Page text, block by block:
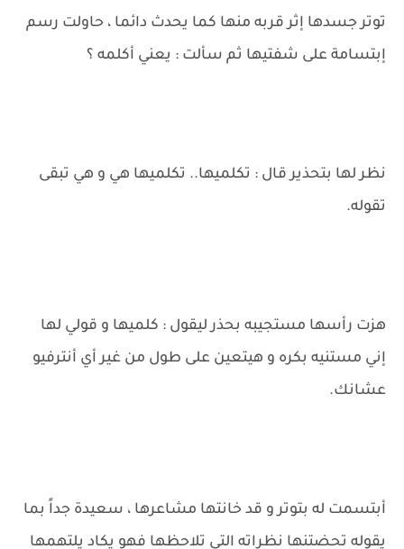
توتر جسدها إثر قربه منها كما يحدث دائما ، حاولت رسم
إبتسامة على شفتيها ثم سألت : يعني أكلمه ؟
نظر لها بتحذير قال : تكلميها.. تكلميها هي و هي تبقى
تقوله.
هزت رأسها مستجيبه بحذر ليقول : كلميها و قولي لها
إني مستنيه بكره و هيتعين على طول من غير أي أنترفيو
عشانك.
أبتسمت له بتوتر و قد خانتها مشاعرها ، سعيدة جداً بما
يقوله تحضتنها نظراته التي تلاحظها فهو يكاد يلتهمها